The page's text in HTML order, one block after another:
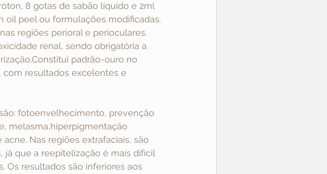
8 gotas de sabão líquido e 2ml
peel ou formulações modificadas.
regiões perioral e perioculares.
renal, sendo obrigatória a
padrão-ouro no
resultados excelentes e
fotoenvelhecimento, prevenção
melasma,hiperpigmentação
Nas regiões extrafaciais, são
já que a reepitelização é mais difícil
Os resultados são inferiores aos